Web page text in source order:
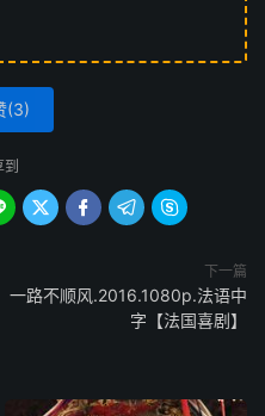
(3)
   
下一篇
一路不顺风.2016.1080p.法语中
字【法国喜剧】